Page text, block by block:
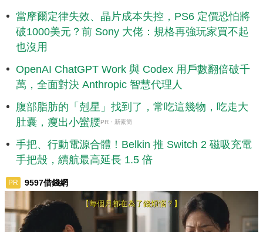
當摩爾定律失效、晶片成本失控，PS6 定價恐怕將
破1000美元？前 Sony 大佬：規格再強玩家買不起
也沒用
OpenAI ChatGPT Work 與 Codex 用戶數翻倍破千
萬，全面對決 Anthropic 智慧代理人
腹部脂肪的「剋星」找到了，常吃這幾物，吃走大
肚囊，瘦出小蠻腰PR・新素簡
手把、行動電源合體！Belkin 推 Switch 2 磁吸充電
手把殼，續航最高延長 1.5 倍
PR 9597借錢網